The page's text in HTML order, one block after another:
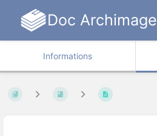
Doc Archimage
Informations